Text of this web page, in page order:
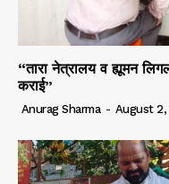
“तारा नेत्रालय व ह्यूमन
कराई”
Anurag Sharma - August 2,